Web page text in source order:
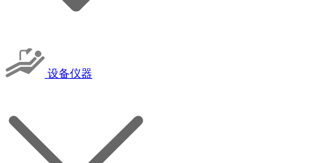
设备仪器